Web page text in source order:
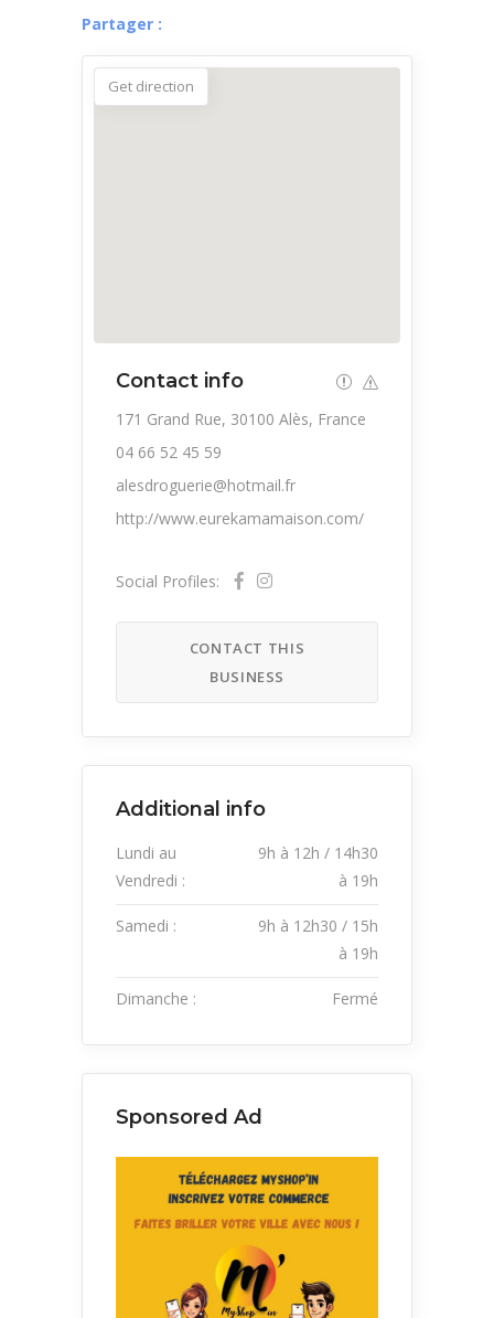
Get direction
Contact info
171 Grand Rue, 30100 Alès, France
04 66 52 45 59
alesdroguerie@hotmail.fr
http://www.eurekamamaison.com/
Social Profiles:
CONTACT THIS
BUSINESS
Additional info
Lundi au
Vendredi :
9h à 12h / 14h30
à 19h
Samedi :
9h à 12h30 / 15h
à 19h
Dimanche : Fermé
Sponsored Ad